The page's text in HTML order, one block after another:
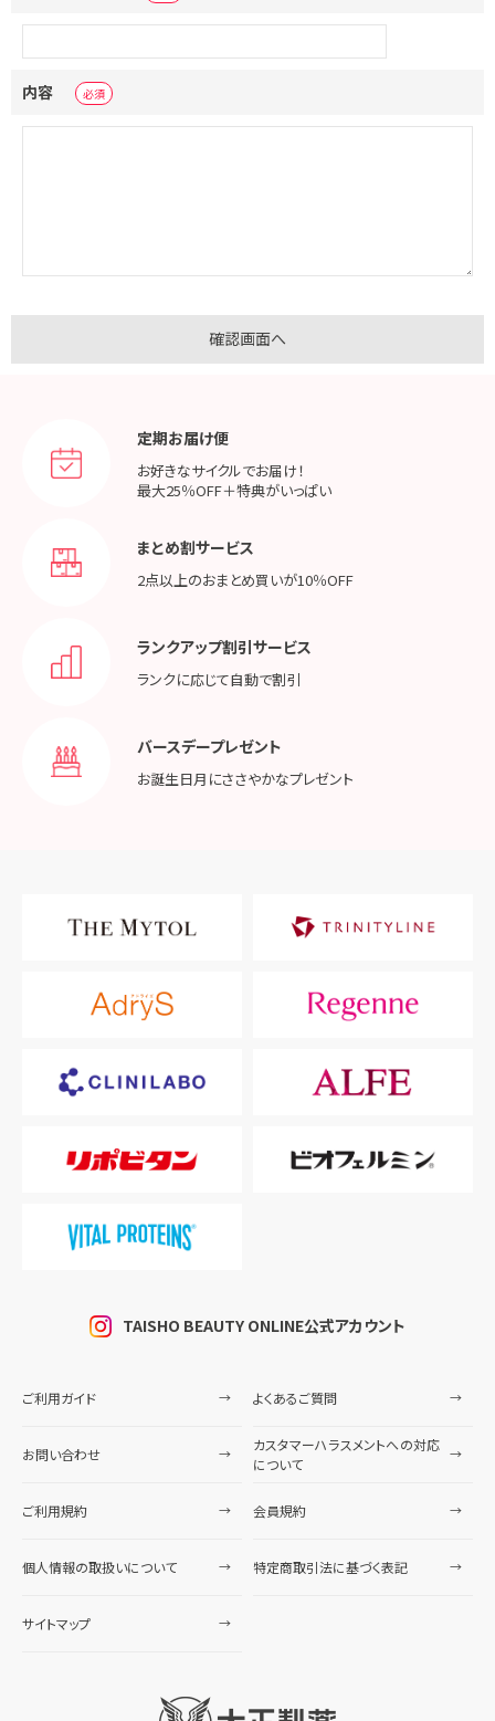
内容
定期お届け便
お好きなサイクルでお届け！
最大25％OFF＋特典がいっぱい
まとめ割サービス
2点以上のおまとめ買いが10％OFF
ランクアップ割引サービス
ランクに応じて自動で割引
バースデープレゼント
お誕生日月にささやかなプレゼント
TAISHO BEAUTY ONLINE公式アカウント
ご利用ガイド よくあるご質問
お問い合わせ
カスタマーハラスメントへの対応
について
ご利用規約 会員規約
個人情報の取扱いについて 特定商取引法に基づく表記
サイトマップ